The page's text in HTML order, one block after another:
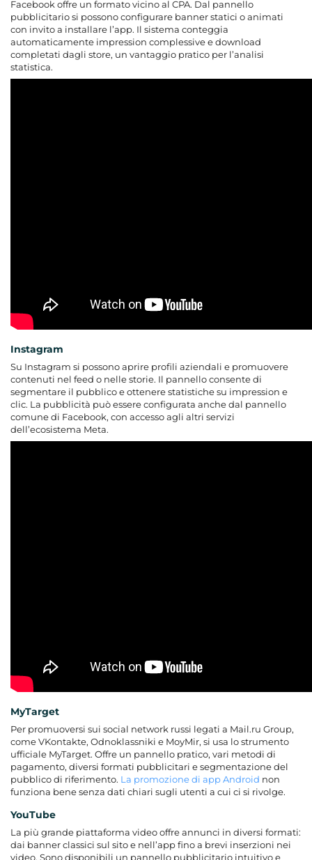
Facebook offre un formato vicino al CPA. Dal pannello
pubblicitario si possono configurare banner statici o animati
con invito a installare l’app. Il sistema conteggia
automaticamente impression complessive e download
completati dagli store, un vantaggio pratico per l’analisi
statistica.
Instagram
Su Instagram si possono aprire profili aziendali e promuovere
contenuti nel feed o nelle storie. Il pannello consente di
segmentare il pubblico e ottenere statistiche su impression e
clic. La pubblicità può essere configurata anche dal pannello
comune di Facebook, con accesso agli altri servizi
dell’ecosistema Meta.
MyTarget
Per promuoversi sui social network russi legati a Mail.ru Group,
come VKontakte, Odnoklassniki e MoyMir, si usa lo strumento
ufficiale MyTarget. Offre un pannello pratico, vari metodi di
pagamento, diversi formati pubblicitari e segmentazione del
pubblico di riferimento. La promozione di app Android non
funziona bene senza dati chiari sugli utenti a cui ci si rivolge.
YouTube
La più grande piattaforma video offre annunci in diversi formati:
dai banner classici sul sito e nell’app fino a brevi inserzioni nei
video. Sono disponibili un pannello pubblicitario intuitivo e